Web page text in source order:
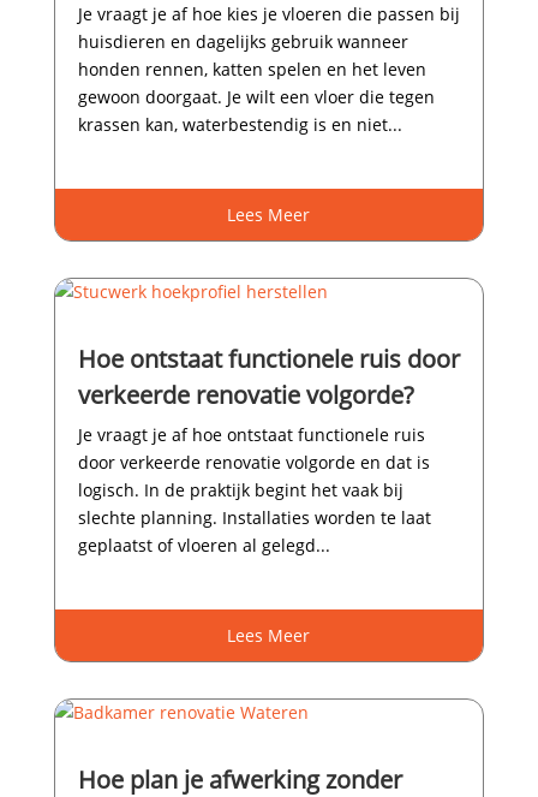
Je vraagt je af hoe kies je vloeren die passen bij
huisdieren en dagelijks gebruik wanneer
honden rennen, katten spelen en het leven
gewoon doorgaat.​ Je wilt een vloer die tegen
krassen kan, waterbestendig is en niet...
Lees Meer
Hoe ontstaat functionele ruis door
verkeerde renovatie volgorde?
Je vraagt je af hoe ontstaat functionele ruis
door verkeerde renovatie volgorde en dat is
logisch.​ In de praktijk begint het vaak bij
slechte planning.​ Installaties worden te laat
geplaatst of vloeren al gelegd...
Lees Meer
Hoe plan je afwerking zonder